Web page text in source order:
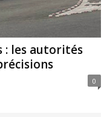
: les autorités
0